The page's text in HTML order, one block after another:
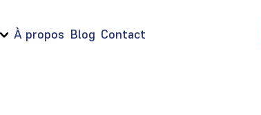
À propos Blog Contact